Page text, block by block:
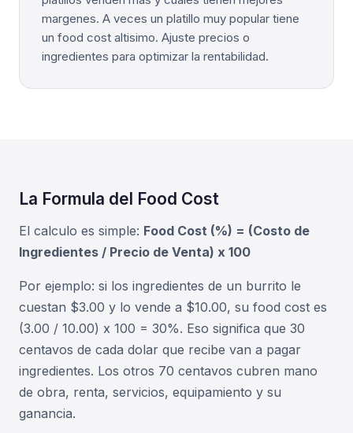
margenes. A veces un platillo muy popular tiene
un food cost altisimo. Ajuste precios o
ingredientes para optimizar la rentabilidad.
La Formula del Food Cost
El calculo es simple: Food Cost (%) = (Costo de
Ingredientes / Precio de Venta) x 100
Por ejemplo: si los ingredientes de un burrito le
cuestan $3.00 y lo vende a $10.00, su food cost es
(3.00 / 10.00) x 100 = 30%. Eso significa que 30
centavos de cada dolar que recibe van a pagar
ingredientes. Los otros 70 centavos cubren mano
de obra, renta, servicios, equipamiento y su
ganancia.